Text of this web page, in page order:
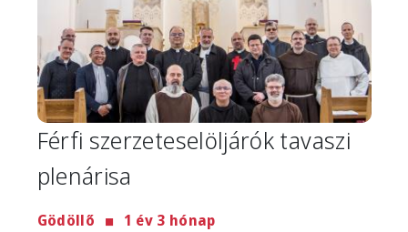
Férfi szerzeteselöljárók tavaszi
plenárisa
Gödöllő 1 év 3 hónap